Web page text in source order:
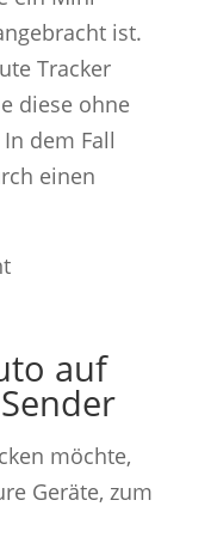
ist.
Tracker
diese ohne
dem Fall
einen
auf
möchte,
Geräte, zum